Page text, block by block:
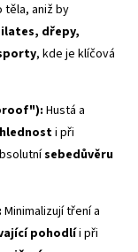
těla, aniž by
dřepy,
, kde je klíčová
"): Hustá a
i při
sebedůvěru
Minimalizují tření a
pohodlíi při